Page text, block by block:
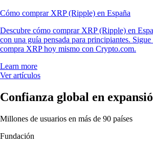
Cómo comprar XRP (Ripple) en España
Descubre cómo comprar XRP (Ripple) en
con una guía pensada para principiantes.
compra XRP hoy mismo con Crypto.com.
Learn more
Ver artículos
Confianza global en
Millones de usuarios en más de 90 países
Fundación